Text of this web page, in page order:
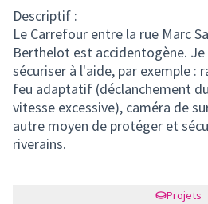
Descriptif :
Le Carrefour entre la rue Marc
Berthelot est accidentogène.
sécuriser à l'aide, par exemple :
feu adaptatif (déclanchement
vitesse excessive), caméra de
autre moyen de protéger et
riverains.
Projets